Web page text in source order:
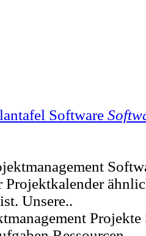
Software
Projektkalender
Unsere..